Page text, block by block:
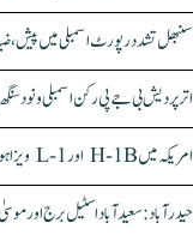
سنبھل تشدد رپورٹ اسمبلی میں پیش،
اتر پردیش بی جے پی رکن اسمبلی ونود
امریکہ میں H-1B اور L-1 ویزا ہولڈرز کے لیے بڑی راحت، اب ملک چھوڑے بغیر ویزا تجدید ممکن
حیدرآباد: سعیدآباد اسٹیل برج اور